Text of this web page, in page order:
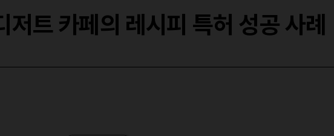
저트 카페의 레시피 특허 성공 사례